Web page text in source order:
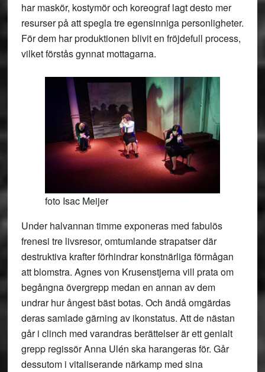
har maskör, kostymör och koreograf lagt desto mer
resurser på att spegla tre egensinniga personligheter.
För dem har produktionen blivit en fröjdefull process,
vilket förstås gynnat mottagarna.
foto Isac Meijer
Under halvannan timme exponeras med fabulös
frenesi tre livsresor, omtumlande strapatser där
destruktiva krafter förhindrar konstnärliga förmågan
att blomstra. Agnes von Krusenstjerna vill prata om
begångna övergrepp medan en annan av dem
undrar hur ångest bäst botas. Och ändå omgärdas
deras samlade gärning av ikonstatus. Att de nästan
går i clinch med varandras berättelser är ett genialt
grepp regissör Anna Ulén ska harangeras för. Går
dessutom i vitaliserande närkamp med sina